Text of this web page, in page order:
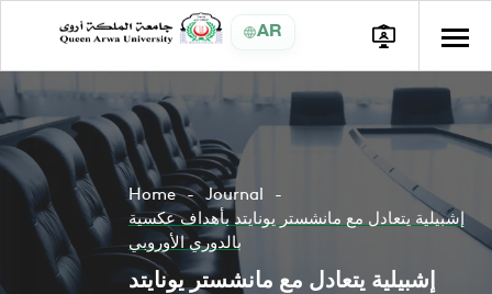
AR
Home
Journal
إشبيلية يتعادل مع مانشستر يونايتد بأهداف عكسية
بالدوري الأوروبي
إشبيلية يتعادل مع مانشستر يونايتد